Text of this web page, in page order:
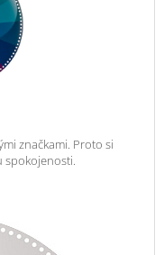
značkami. Proto si
spokojenosti.